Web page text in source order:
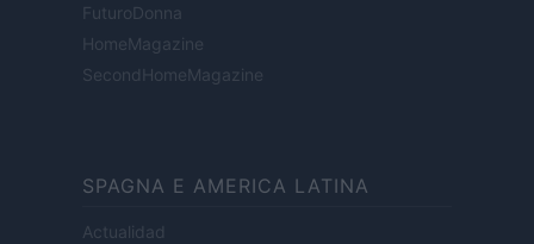
FuturoDonna
HomeMagazine
SecondHomeMagazine
SPAGNA E AMERICA LATINA
Actualidad